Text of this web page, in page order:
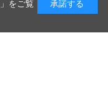
」をご覧
承諾する